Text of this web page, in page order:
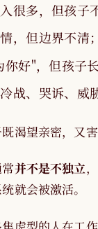
很多，但孩子
，但边界不清；
好"，但孩子长
战、哭诉、威
渴望亲密，又害
并不是不独立
就会被激活。